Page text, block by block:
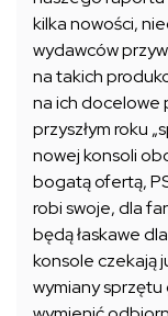
kilka nowości,
wydawców
na takich
na ich docelowe
przyszłym roku
nowej konsoli
bogatą ofertą,
robi swoje, dla
będą łaskawe
konsole czekają
wymiany sprzętu